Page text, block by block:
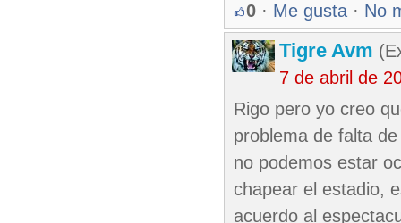
0 · Me gusta · No
Tigre Avm
7 de abril de
Rigo pero yo creo
problema de falta
no podemos estar
chapear el estadio,
acuerdo al